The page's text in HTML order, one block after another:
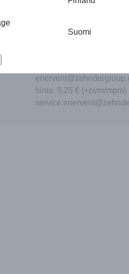
Suomi
Autamme mielellämme.
puheluiden hinta: 0,25 €
hinta: 0,25 € (+pvm/